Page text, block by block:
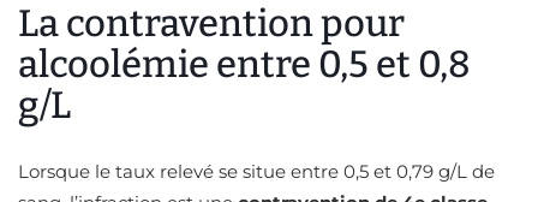
La contravention pour
alcoolémie entre 0,5 et 0,8
g/L
Lorsque le taux relevé se situe entre 0,5 et 0,79 g/L de